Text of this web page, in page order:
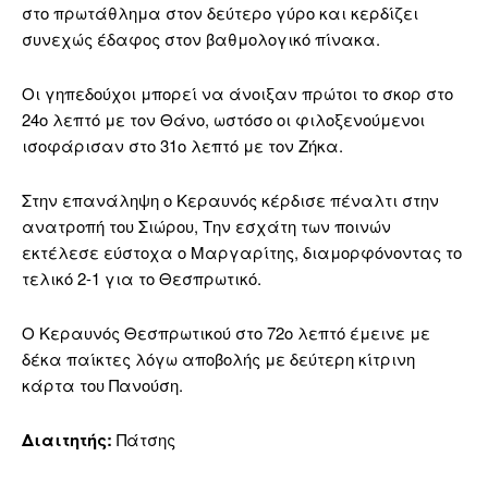
στο πρωτάθλημα στον δεύτερο γύρο και κερδίζει
συνεχώς έδαφος στον βαθμολογικό πίνακα.
Οι γηπεδούχοι μπορεί να άνοιξαν πρώτοι το σκορ στο
24ο λεπτό με τον Θάνο, ωστόσο οι φιλοξενούμενοι
ισοφάρισαν στο 31ο λεπτό με τον Ζήκα.
Στην επανάληψη ο Κεραυνός κέρδισε πέναλτι στην
ανατροπή του Σιώρου, Την εσχάτη των ποινών
εκτέλεσε εύστοχα ο Μαργαρίτης, διαμορφόνοντας το
τελικό 2-1 για το Θεσπρωτικό.
Ο Κεραυνός Θεσπρωτικού στο 72ο λεπτό έμεινε με
δέκα παίκτες λόγω αποβολής με δεύτερη κίτρινη
κάρτα του Πανούση.
Διαιτητής: Πάτσης